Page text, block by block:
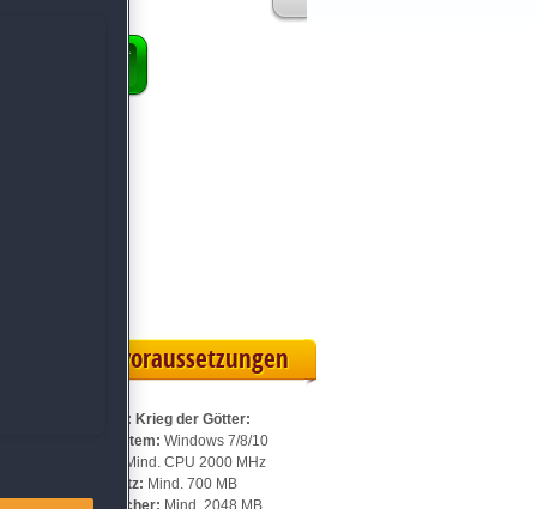
Systemvoraussetzungen
Für Hermes: Krieg der Götter:
Betriebssystem: Windows 7/8/10
Mind. CPU 2000 MHz
Speicherplatz: Mind. 700 MB
Arbeitsspeicher: Mind. 2048 MB